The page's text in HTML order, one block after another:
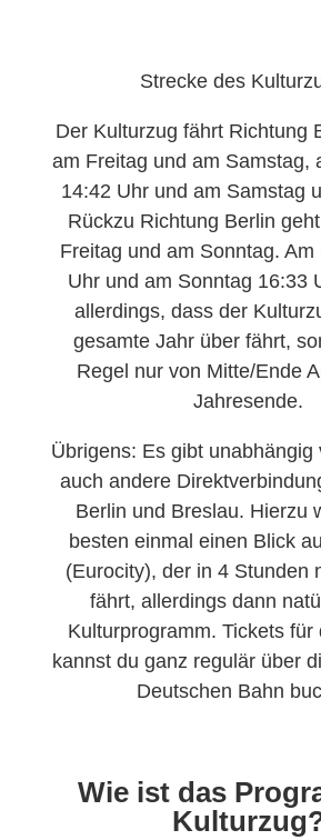
Strecke des
Der Kulturzug fährt Richtung
am Freitag und am Samstag,
14:42 Uhr und am Samstag
Rückzu Richtung Berlin
Freitag und am Sonntag.
Uhr und am Sonntag 16:33
allerdings, dass der
gesamte Jahr über fährt,
Regel nur von Mitte/Ende
Jahresende.
Übrigens: Es gibt unabhängig
auch andere
Berlin und Breslau. Hierzu
besten einmal einen Blick
(Eurocity), der in 4 Stunden
fährt, allerdings dann
Kulturprogramm. Tickets für
kannst du ganz regulär über
Deutschen Bahn
Wie ist das